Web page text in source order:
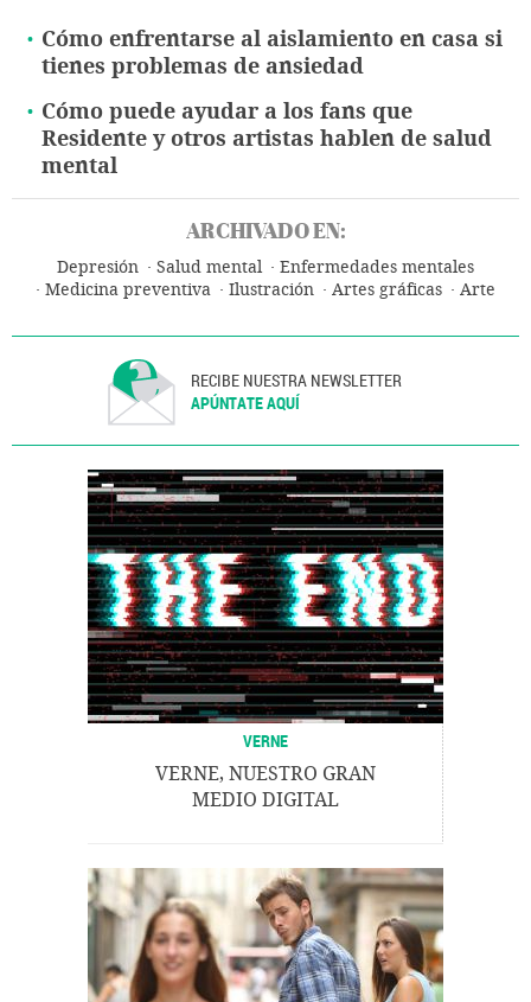
Cómo enfrentarse al aislamiento en casa si
tienes problemas de ansiedad
Cómo puede ayudar a los fans que
Residente y otros artistas hablen de salud
mental
ARCHIVADO EN:
Depresión Salud mental
Enfermedades mentales
Medicina preventiva
Ilustración Artes gráficas Arte
RECIBE NUESTRA NEWSLETTER
APÚNTATE AQUÍ
VERNE
VERNE, NUESTRO GRAN
MEDIO DIGITAL